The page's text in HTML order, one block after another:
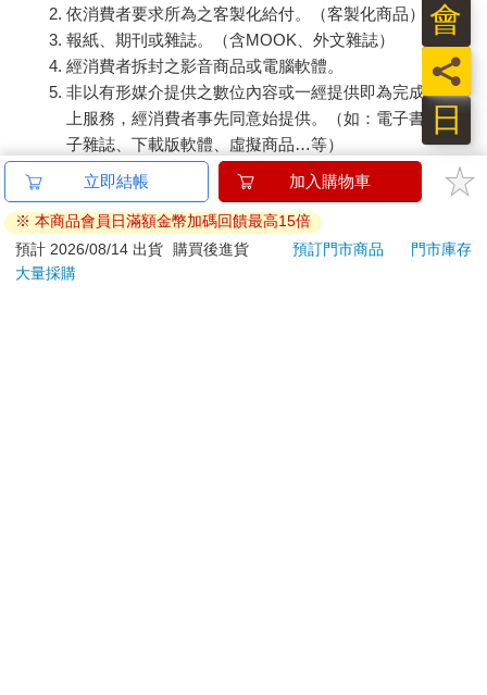
依消費者要求所為之客製化給付。（客製化商品）
報紙、期刊或雜誌。（含MOOK、外文雜誌）
經消費者拆封之影音商品或電腦軟體。
非以有形媒介提供之數位內容或一經提供即為完成之線
上服務，經消費者事先同意始提供。（如：電子書、電
子雜誌、下載版軟體、虛擬商品…等）
已拆封之個人衛生用品。（如：內衣褲、刮鬍刀、除毛
若非上列種類商品，均享有到貨7天的猶豫期（含例假
日）。
辦理退換貨時，商品（組合商品恕無法接受單獨退貨）必須
立即結帳 加入購物車
※ 本商品會員日滿額金幣加碼回饋最高15倍
預計 2026/08/14 出貨
購買後進貨 預訂門市商品
門市庫存
大量採購
日
員
會